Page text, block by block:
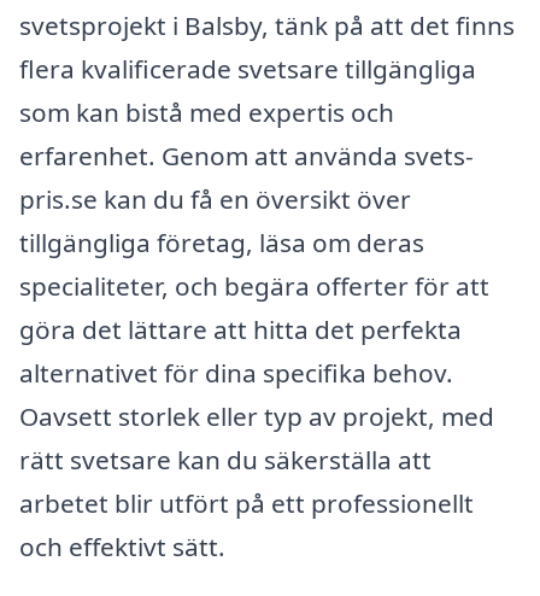
svetsprojekt i Balsby, tänk på att det finns
flera kvalificerade svetsare tillgängliga
som kan bistå med expertis och
erfarenhet. Genom att använda svets-
pris.se kan du få en översikt över
tillgängliga företag, läsa om deras
specialiteter, och begära offerter för att
göra det lättare att hitta det perfekta
alternativet för dina specifika behov.
Oavsett storlek eller typ av projekt, med
rätt svetsare kan du säkerställa att
arbetet blir utfört på ett professionellt
och effektivt sätt.